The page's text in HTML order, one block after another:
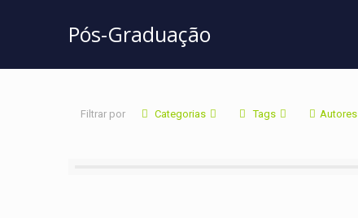
Pós-Graduação
Filtrar por Categorias Tags Autores